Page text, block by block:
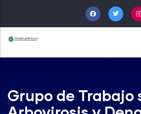
al
contenido
principal
Grupo de Trabajo